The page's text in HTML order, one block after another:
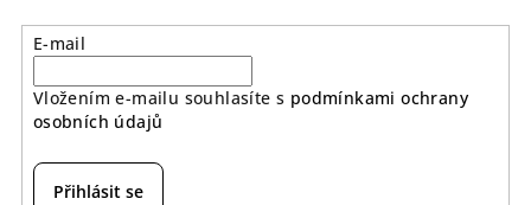
E-mail
Vložením e-mailu souhlasíte s podmínkami ochrany
osobních údajů
Přihlásit se